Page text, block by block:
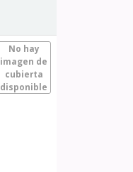
No hay
imagen de
cubierta
disponible